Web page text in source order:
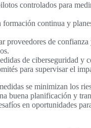
controlados para
formación continua y
proveedores de
de ciberseguridad y
para supervisar el
se minimizan los
buena planificación y
en oportunidades